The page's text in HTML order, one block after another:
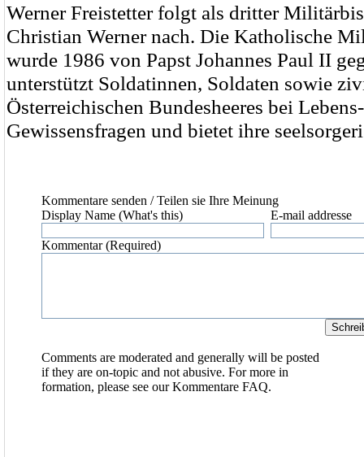
Werner Freistetter folgt als dritter
Christian Werner nach. Die Katholische
wurde 1986 von Papst Johannes Paul II
unterstützt Soldatinnen, Soldaten sowie
Österreichischen Bundesheeres bei
Gewissensfragen und bietet ihre
Kommentare senden / Teilen sie Ihre Meinung
Display Name (What's this)
E-mail addresse
Kommentar (Required)
Comments are moderated and generally will be posted
if they are on-topic and not abusive. For more in
formation, please see ourKommentare FAQ.